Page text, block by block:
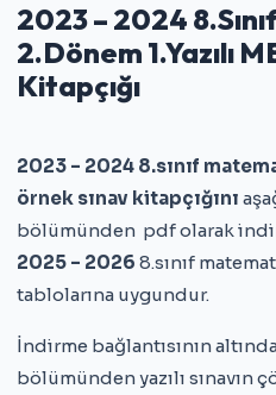
2023 – 2024
2.Dönem 1.Yazılı
Kitapçığı
2023 – 2024 8.sınıf
örnek sınav kitapçığını
bölümünden pdf olarak
2025 – 2026 8.sınıf
tablolarına uygundur.
İndirme bağlantısının
bölümünden yazılı